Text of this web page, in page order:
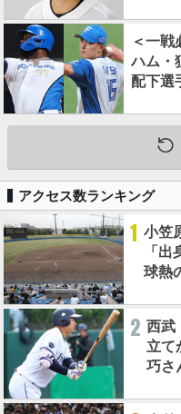
＜一戦
ハム・
配下選
アクセス数ランキング
1 小笠
「
球熱
2 西武
立て
巧さ